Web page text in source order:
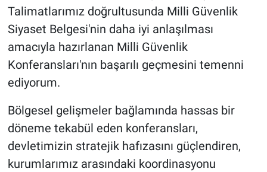
Talimatlarımız doğrultusunda Milli Güvenlik
Siyaset Belgesi'nin daha iyi anlaşılması
amacıyla hazırlanan Milli Güvenlik
Konferansları'nın başarılı geçmesini temenni
ediyorum.
Bölgesel gelişmeler bağlamında hassas bir
döneme tekabül eden konferansları,
devletimizin stratejik hafızasını güçlendiren,
kurumlarımız arasındaki koordinasyonu